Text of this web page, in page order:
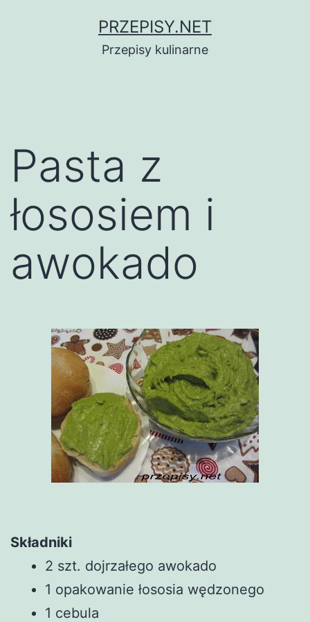
PRZEPISY.NET
Przepisy kulinarne
Pasta z
łososiem i
awokado
Składniki
2 szt. dojrzałego awokado
1 opakowanie łososia wędzonego
1 cebula